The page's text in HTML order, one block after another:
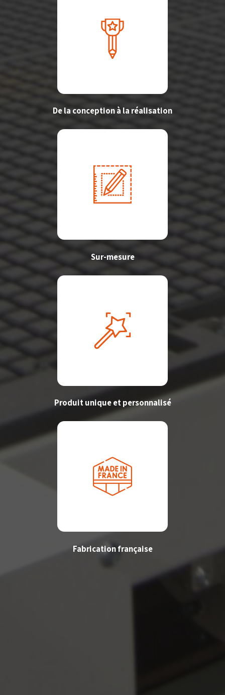
De la conception à la réalisation
Sur-mesure
Produit unique et personnalisé
Fabrication française